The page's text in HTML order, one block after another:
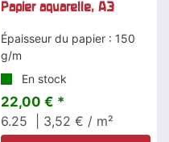
Papier aquarelle, A3
Épaisseur du papier : 150
g/m
En stock
22,00 € *
6.25
| 3,52 € / m²